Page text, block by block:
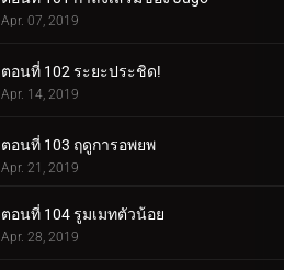
Apr. 07, 2019
ตอนที่ 102 ระยะประชิด!
Apr. 14, 2019
ตอนที่ 103 ฤดูการอพยพ
Apr. 21, 2019
ตอนที่ 104 รูมเมทตัวน้อย
Apr. 28, 2019